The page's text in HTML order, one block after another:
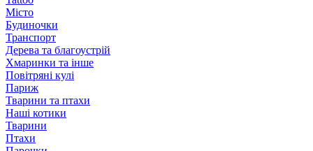
Місто
Будиночки
Транспорт
Дерева та благоустрій
Хмаринки та інше
Повітряні кулі
Париж
Тварини та птахи
Наші котики
Тварини
Птахи